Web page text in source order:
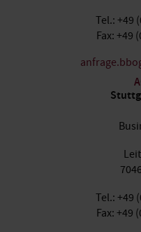
Tel.: +49
Fax: +49
Tel.: +49
Fax: +49